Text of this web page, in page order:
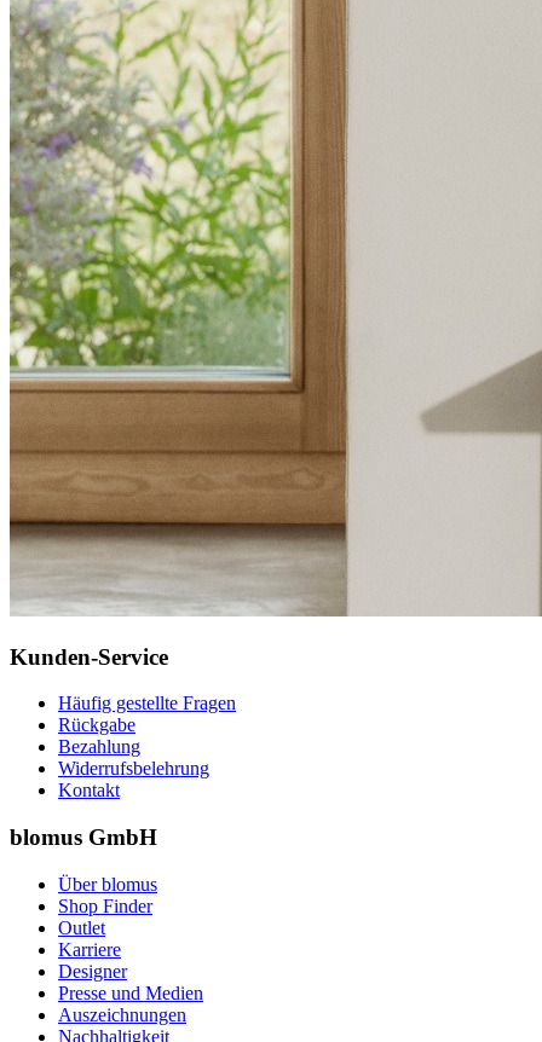
Kunden-Service
Häufig gestellte Fragen
Rückgabe
Bezahlung
Widerrufsbelehrung
Kontakt
blomus GmbH
Über blomus
Shop Finder
Outlet
Karriere
Designer
Presse und Medien
Auszeichnungen
Nachhaltigkeit